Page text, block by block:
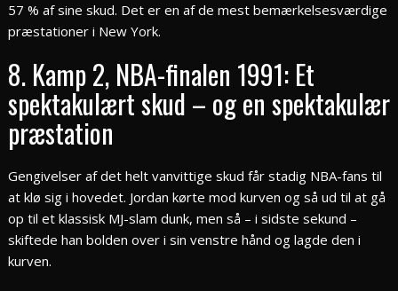
57 % af sine skud. Det er en af de mest bemærkelsesværdige
præstationer i New York.
8. Kamp 2, NBA-finalen 1991: Et
spektakulært skud – og en spektakulær
præstation
Gengivelser af det helt vanvittige skud får stadig NBA-fans til
at klø sig i hovedet. Jordan kørte mod kurven og så ud til at gå
op til et klassisk MJ-slam dunk, men så – i sidste sekund –
skiftede han bolden over i sin venstre hånd og lagde den i
kurven.